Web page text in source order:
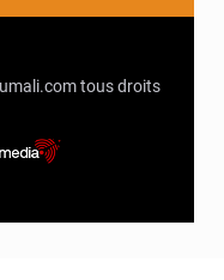
tous droits